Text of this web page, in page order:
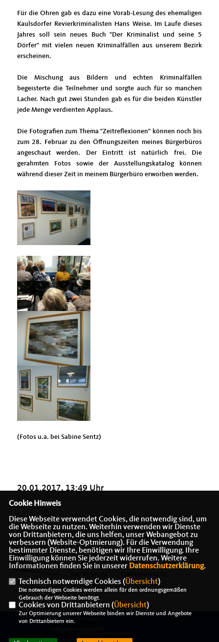
Für die Ohren gab es dazu eine Vorab-Lesung des ehemaligen
Kaulsdorfer Revierkriminalisten Hans Weise. Im Laufe dieses
Jahres soll sein neues Buch "Der Kriminalist und seine 5
Dörfer" mit vielen neuen Kriminalfällen aus unserem Bezirk
erscheinen.
Die Mischung aus Bildern und echten Kriminalfällen
begeisterte die Teilnehmer und sorgte auch für so manchen
Lacher. Nach gut zwei Stunden gab es für die beiden Künstler
jede Menge verdienten Applaus.
Die Fotografien zum Thema "Zeitreflexionen" können noch bis
zum 28. Februar zu den Öffnungszeiten meines Bürgerbüros
angeschaut werden. Der Eintritt ist natürlich frei. Die
gerahmten Fotos sowie der Ausstellungskatalog können
während dieser Zeit in meinem Bürgerbüro erworben werden.
(Fotos u.a. bei Sabine Sentz)
20.01.2017, 13:49 Uhr
KONTAKT
@2026 Alexander J. Herrmann -
Alle Rechte vorbehalten.
Cookie Hinweis
Diese Webseite verwendet Cookies, die notwendig sind, um
die Webseite zu nutzen. Weiterhin verwenden wir Dienste
von Drittanbietern, die uns helfen, unser Webangebot zu
verbessern (Website-Optmierung). Für die Verwendung
bestimmter Dienste, benötigen wir Ihre Einwilligung. Ihre
Einwilligung können Sie jederzeit widerrufen. Weitere
Informationen finden Sie in unserer Datenschutzerklärung.
Technisch notwendige Cookies (Übersicht)
Die notwendigen Cookies werden allein für den ordnungsgemäßen
Gebrauch der Webseite benötigt.
Cookies von Drittanbietern (Übersicht)
Zur Optimierung unserer Webseite binden wir Dienste und Angebote
von Drittanbietern ein.